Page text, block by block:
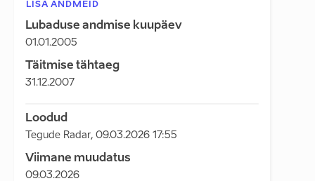
LISA ANDMEID
Lubaduse andmise kuupäev
01.01.2005
Täitmise tähtaeg
31.12.2007
Loodud
Tegude Radar, 09.03.2026 17:55
Viimane muudatus
09.03.2026